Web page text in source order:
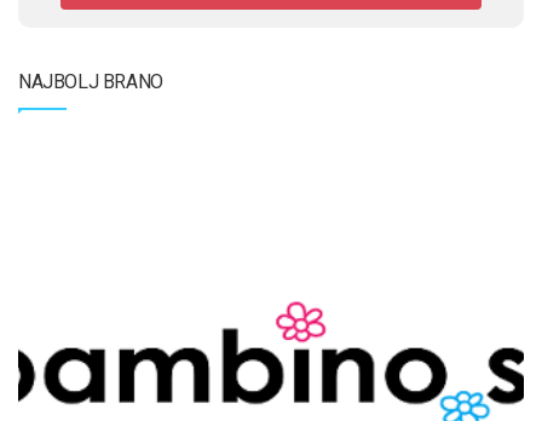
NAJBOLJ BRANO